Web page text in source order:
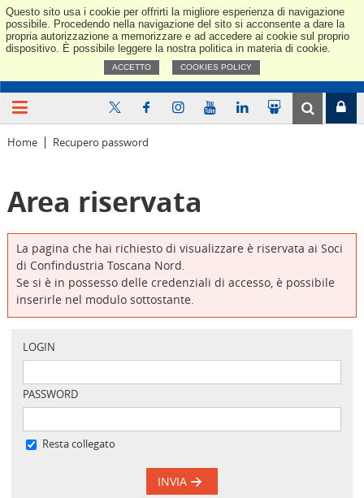
Questo sito usa i cookie per offrirti la migliore esperienza di navigazione
possibile. Procedendo nella navigazione del sito si acconsente a dare la
propria autorizzazione a memorizzare e ad accedere ai cookie sul proprio
dispositivo. È possibile leggere la nostra politica in materia di cookie.
ACCETTO COOKIES POLICY
Home Recupero password
Area riservata
La pagina che hai richiesto di visualizzare è riservata ai Soci
di Confindustria Toscana Nord.
Se si è in possesso delle credenziali di accesso, è possibile
inserirle nel modulo sottostante.
LOGIN
PASSWORD
Resta collegato
INVIA